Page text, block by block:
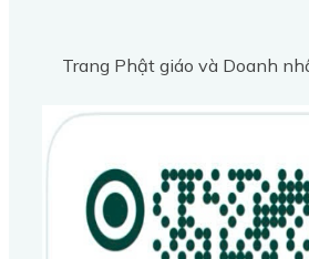
Trang Phật giáo và Doanh